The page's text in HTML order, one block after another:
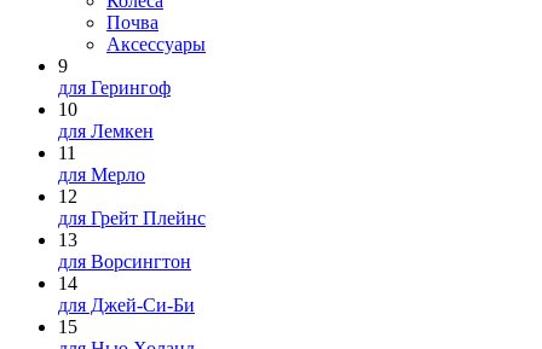
Почва
Аксессуары
9
для Герингоф
10
для Лемкен
11
для Мерло
12
для Грейт Плейнс
13
для Ворсингтон
14
для Джей-Си-Би
15